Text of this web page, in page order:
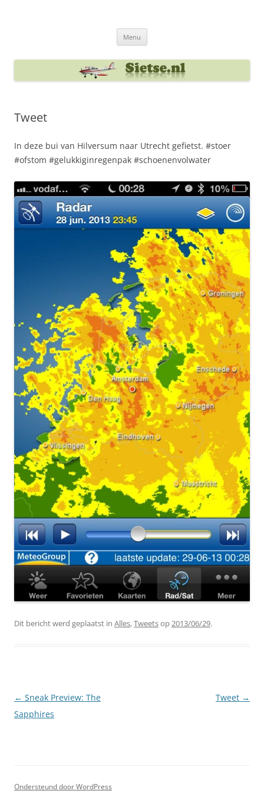
Menu
Tweet
In deze bui van Hilversum naar Utrecht gefietst. #stoer
#ofstom #gelukkiginregenpak #schoenenvolwater
Dit bericht werd geplaatst in Alles,Tweetsop 2013/06/29.
Berichtnavigatie
← Sneak Preview: The
Sapphires
Tweet →
Ondersteund door WordPress